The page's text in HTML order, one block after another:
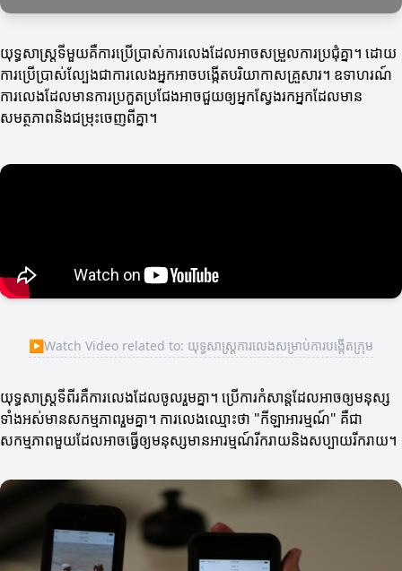
យុទ្ធសាស្ត្រទីមួយគឺការប្រើប្រាស់ការលេងដែលអាចសម្រួលការប្រជុំគ្នា។ ដោយ
ការប្រើប្រាស់ល្បែងជាការលេងអ្នកអាចបង្កើតបរិយាកាសគ្រួសារ។ ឧទាហរណ៍
ការលេងដែលមានការប្រកួតប្រជែងអាចជួយឲ្យអ្នកស្វែងរកអ្នកដែលមាន
សមត្ថភាពនិងជម្រុះចេញពីគ្នា។
▶Watch Video related to: យុទ្ធសាស្ត្រការលេងសម្រាប់ការបង្កើតក្រុម
យុទ្ធសាស្ត្រ​ទីពីរគឺការលេងដែលចូលរួមគ្នា។ ប្រើការកំសាន្តដែលអាចឲ្យមនុស្ស
ទាំងអស់មានសកម្មភាពរួមគ្នា។ ការលេងឈ្មោះថា "កីឡាអារម្មណ៍" គឺជា
សកម្មភាពមួយដែលអាចធ្វើឲ្យមនុស្សមានអារម្មណ៍រីករាយនិងសប្បាយរីករាយ។